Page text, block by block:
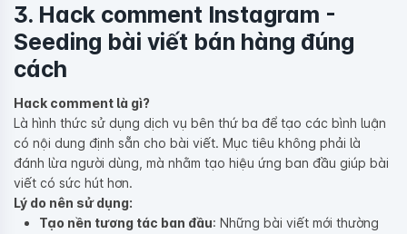
3. Hack comment Instagram -
Seeding bài viết bán hàng đúng
cách
Hack comment là gì?
Là hình thức sử dụng dịch vụ bên thứ ba để tạo các bình luận
có nội dung định sẵn cho bài viết. Mục tiêu không phải là
đánh lừa người dùng, mà nhằm tạo hiệu ứng ban đầu giúp bài
viết có sức hút hơn.
Lý do nên sử dụng:
Tạo nền tương tác ban đầu: Những bài viết mới thường